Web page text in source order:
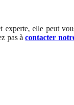
elle peut
pas àcontacter